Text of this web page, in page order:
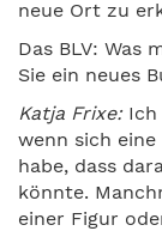
neue Ort zu
Das BLV: Was
Sie ein neues
Katja Frixe:Ich
wenn sich
habe, dass
könnte.
einer Figur